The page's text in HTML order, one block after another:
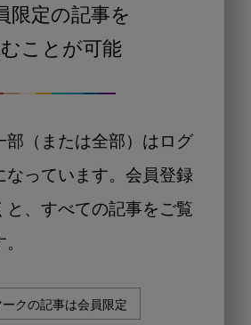
限定の記事を
ことが可能
部（または全部）はログ
なっています。会員登録
と、すべての記事をご覧
ークの記事は会員限定